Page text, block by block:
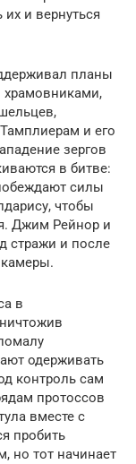
и вернуться
планы
храмовниками,
и его
зергов
в битве:
силы
чтобы
Джим Рейнор и
стражи и после
в
одерживать
контроль сам
протоссов
вместе с
пробить
но тот начинает